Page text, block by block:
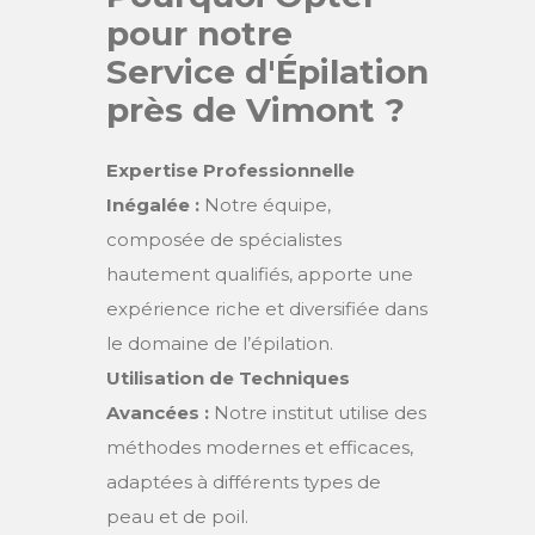
pour notre
Service d'Épilation
près de Vimont ?
Expertise Professionnelle
Inégalée : Notre équipe,
composée de spécialistes
hautement qualifiés, apporte une
expérience riche et diversifiée dans
le domaine de l’épilation.
Utilisation de Techniques
Avancées : Notre institut utilise des
méthodes modernes et efficaces,
adaptées à différents types de
peau et de poil.